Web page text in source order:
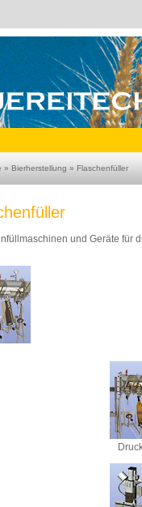
» Bierherstellung » Flaschenfüller
und Geräte für